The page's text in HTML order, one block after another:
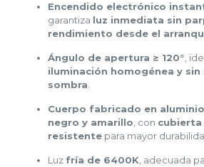
Encendido electrónico
garantiza luz inmediata sin
rendimiento desde el
Ángulo de apertura ≥ 120° ,
iluminación homogénea y sin
sombra
Cuerpo fabricado en aluminio
negro y amarillo , con
resistentepara mayor
Luz fría de 6400K , adecuada